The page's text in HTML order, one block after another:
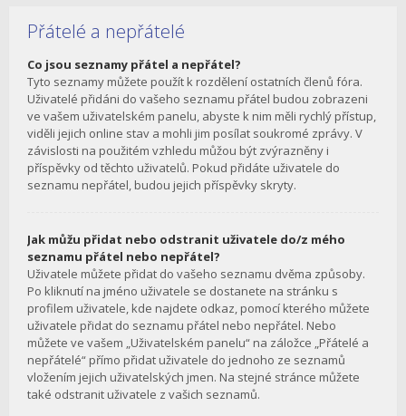
Přátelé a nepřátelé
Co jsou seznamy přátel a nepřátel?
Tyto seznamy můžete použít k rozdělení ostatních členů fóra.
Uživatelé přidáni do vašeho seznamu přátel budou zobrazeni
ve vašem uživatelském panelu, abyste k nim měli rychlý přístup,
viděli jejich online stav a mohli jim posílat soukromé zprávy. V
závislosti na použitém vzhledu můžou být zvýrazněny i
příspěvky od těchto uživatelů. Pokud přidáte uživatele do
seznamu nepřátel, budou jejich příspěvky skryty.
Jak můžu přidat nebo odstranit uživatele do/z mého
seznamu přátel nebo nepřátel?
Uživatele můžete přidat do vašeho seznamu dvěma způsoby.
Po kliknutí na jméno uživatele se dostanete na stránku s
profilem uživatele, kde najdete odkaz, pomocí kterého můžete
uživatele přidat do seznamu přátel nebo nepřátel. Nebo
můžete ve vašem „Uživatelském panelu“ na záložce „Přátelé a
nepřátelé“ přímo přidat uživatele do jednoho ze seznamů
vložením jejich uživatelských jmen. Na stejné stránce můžete
také odstranit uživatele z vašich seznamů.